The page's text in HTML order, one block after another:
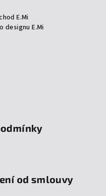
E.Mi
designu E.Mi
od smlouvy